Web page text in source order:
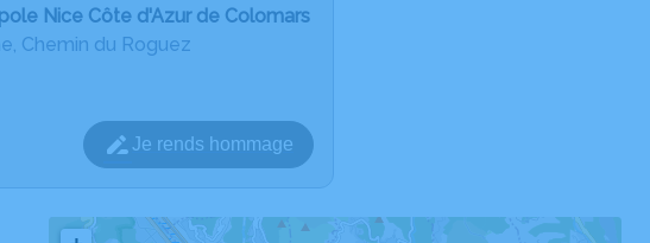
Nice Côte d'Azur de Colomars
Chemin du Roguez
Je rends hommage